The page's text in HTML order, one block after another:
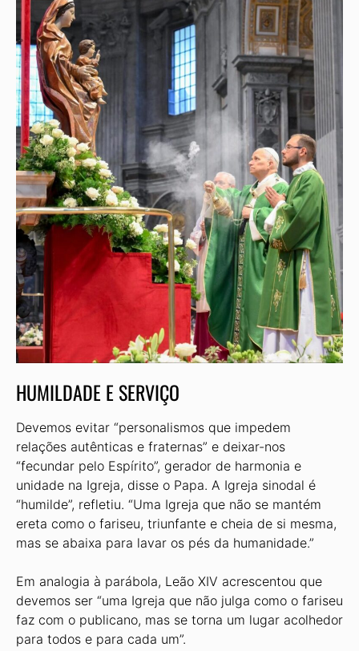
HUMILDADE E SERVIÇO
Devemos evitar “personalismos que impedem
relações autênticas e fraternas” e deixar-nos
“fecundar pelo Espírito”, gerador de harmonia e
unidade na Igreja, disse o Papa. A Igreja sinodal é
“humilde”, refletiu. “Uma Igreja que não se mantém
ereta como o fariseu, triunfante e cheia de si mesma,
mas se abaixa para lavar os pés da humanidade.”
Em analogia à parábola, Leão XIV acrescentou que
devemos ser “uma Igreja que não julga como o fariseu
faz com o publicano, mas se torna um lugar acolhedor
para todos e para cada um”.